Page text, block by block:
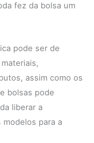
fez da bolsa um
pode ser de
assim como os
bolsas pode
liberar a
para a